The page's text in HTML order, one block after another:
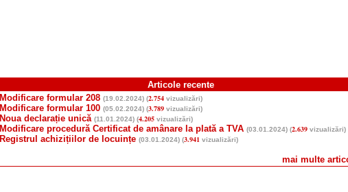
Articole recente
Modificare formular 208 (19.02.2024) (2.754 vizualizări)
Modificare formular 100 (05.02.2024) (3.789 vizualizări)
Noua declarație unică (11.01.2024) (4.205 vizualizări)
Modificare procedură Certificat de amânare la plată a TVA (03.01.2024) (2.639 vizualizări)
Registrul achizițiilor de locuințe (03.01.2024) (3.941 vizualizări)
mai multe